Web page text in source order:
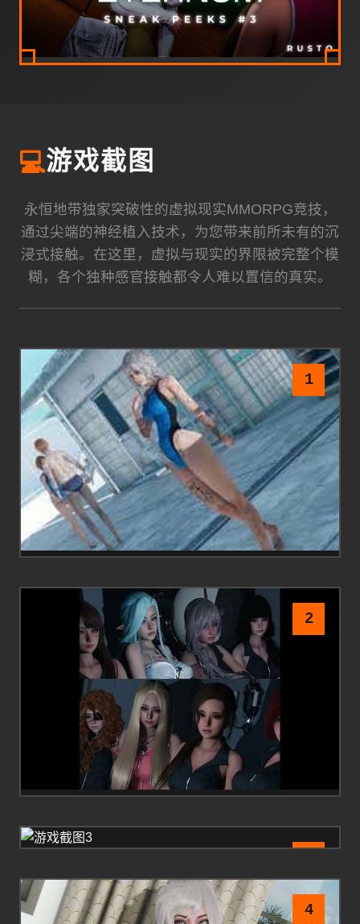
💻游戏截图
永恒地带独家突破性的虚拟现实MMORPG竞技，
通过尖端的神经植入技术，为您带来前所未有的沉
浸式接触。在这里，虚拟与现实的界限被完整个模
糊，各个独种感官接触都令人难以置信的真实。
1
2
4